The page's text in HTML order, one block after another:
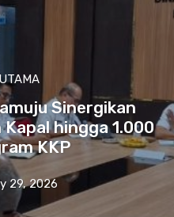
Sinergikan
hingga 1.000
KKP
29, 2026